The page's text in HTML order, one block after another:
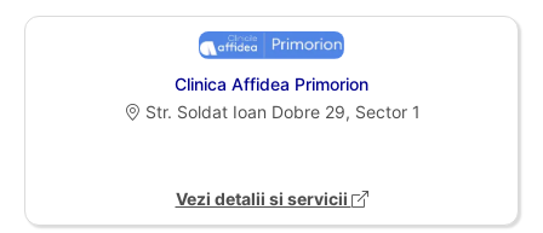
Clinica Affidea Primorion
Str. Soldat Ioan Dobre 29, Sector 1
Vezi detalii si servicii